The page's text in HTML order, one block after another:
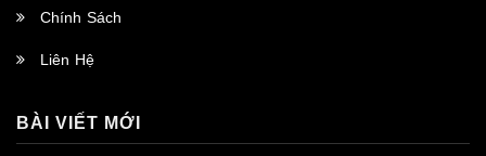
Chính Sách
Liên Hệ
BÀI VIẾT MỚI